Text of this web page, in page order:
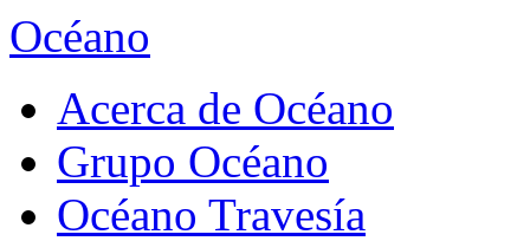
Océano
Acerca de Océano
Grupo Océano
Océano Travesía